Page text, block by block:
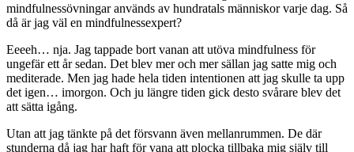
mindfulnessövningar används av hundratals människor varje dag. Så
då är jag väl en mindfulnessexpert?
Eeeeh… nja. Jag tappade bort vanan att utöva mindfulness för
ungefär ett år sedan. Det blev mer och mer sällan jag satte mig och
mediterade. Men jag hade hela tiden intentionen att jag skulle ta upp
det igen… imorgon. Och ju längre tiden gick desto svårare blev det
att sätta igång.
Utan att jag tänkte på det försvann även mellanrummen. De där
stunderna då jag har haft för vana att plocka tillbaka mig själv till